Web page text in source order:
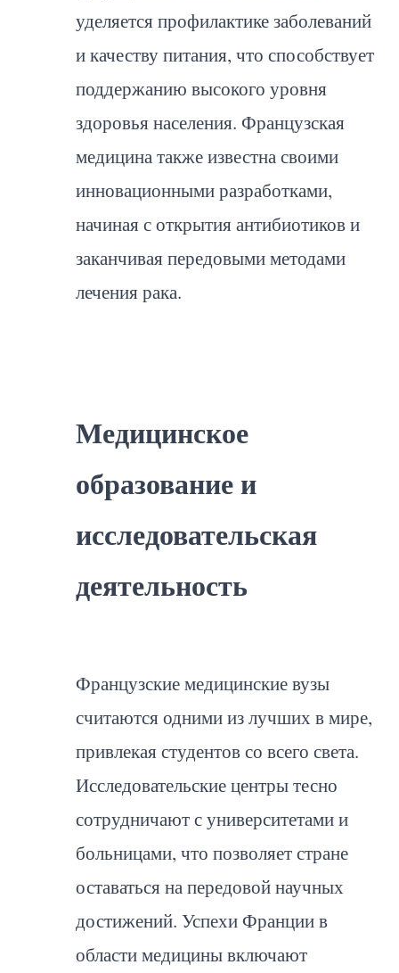
уделяется профилактике заболеваний
и качеству питания, что способствует
поддержанию высокого уровня
здоровья населения. Французская
медицина также известна своими
инновационными разработками,
начиная с открытия антибиотиков и
заканчивая передовыми методами
лечения рака.
Медицинское
образование и
исследовательская
деятельность
Французские медицинские вузы
считаются одними из лучших в мире,
привлекая студентов со всего света.
Исследовательские центры тесно
сотрудничают с университетами и
больницами, что позволяет стране
оставаться на передовой научных
достижений. Успехи Франции в
области медицины включают